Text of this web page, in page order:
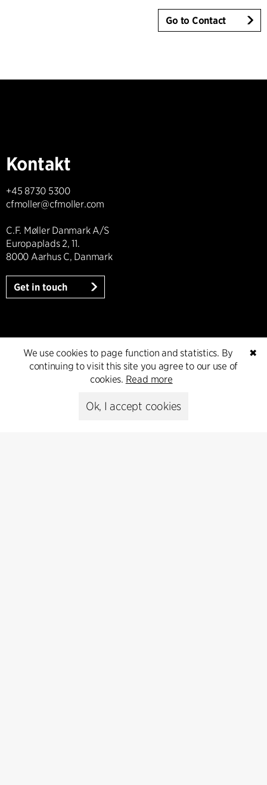
Go to Contact
Kontakt
+45 8730 5300
cfmoller@cfmoller.com
C.F. Møller Danmark A/S
Europaplads 2, 11.
8000 Aarhus C, Danmark
Get in touch
Presse
Head of Communications
Peter Sikker Rasmussen
✖
We use cookies to page function and statistics. By
continuing to visit this site you agree to our use of
cookies. Read more
Ok, I accept cookies